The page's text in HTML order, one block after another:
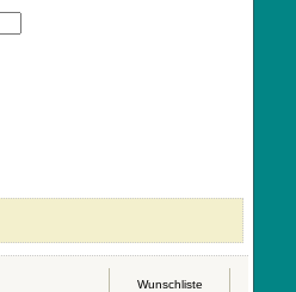
Wunschliste